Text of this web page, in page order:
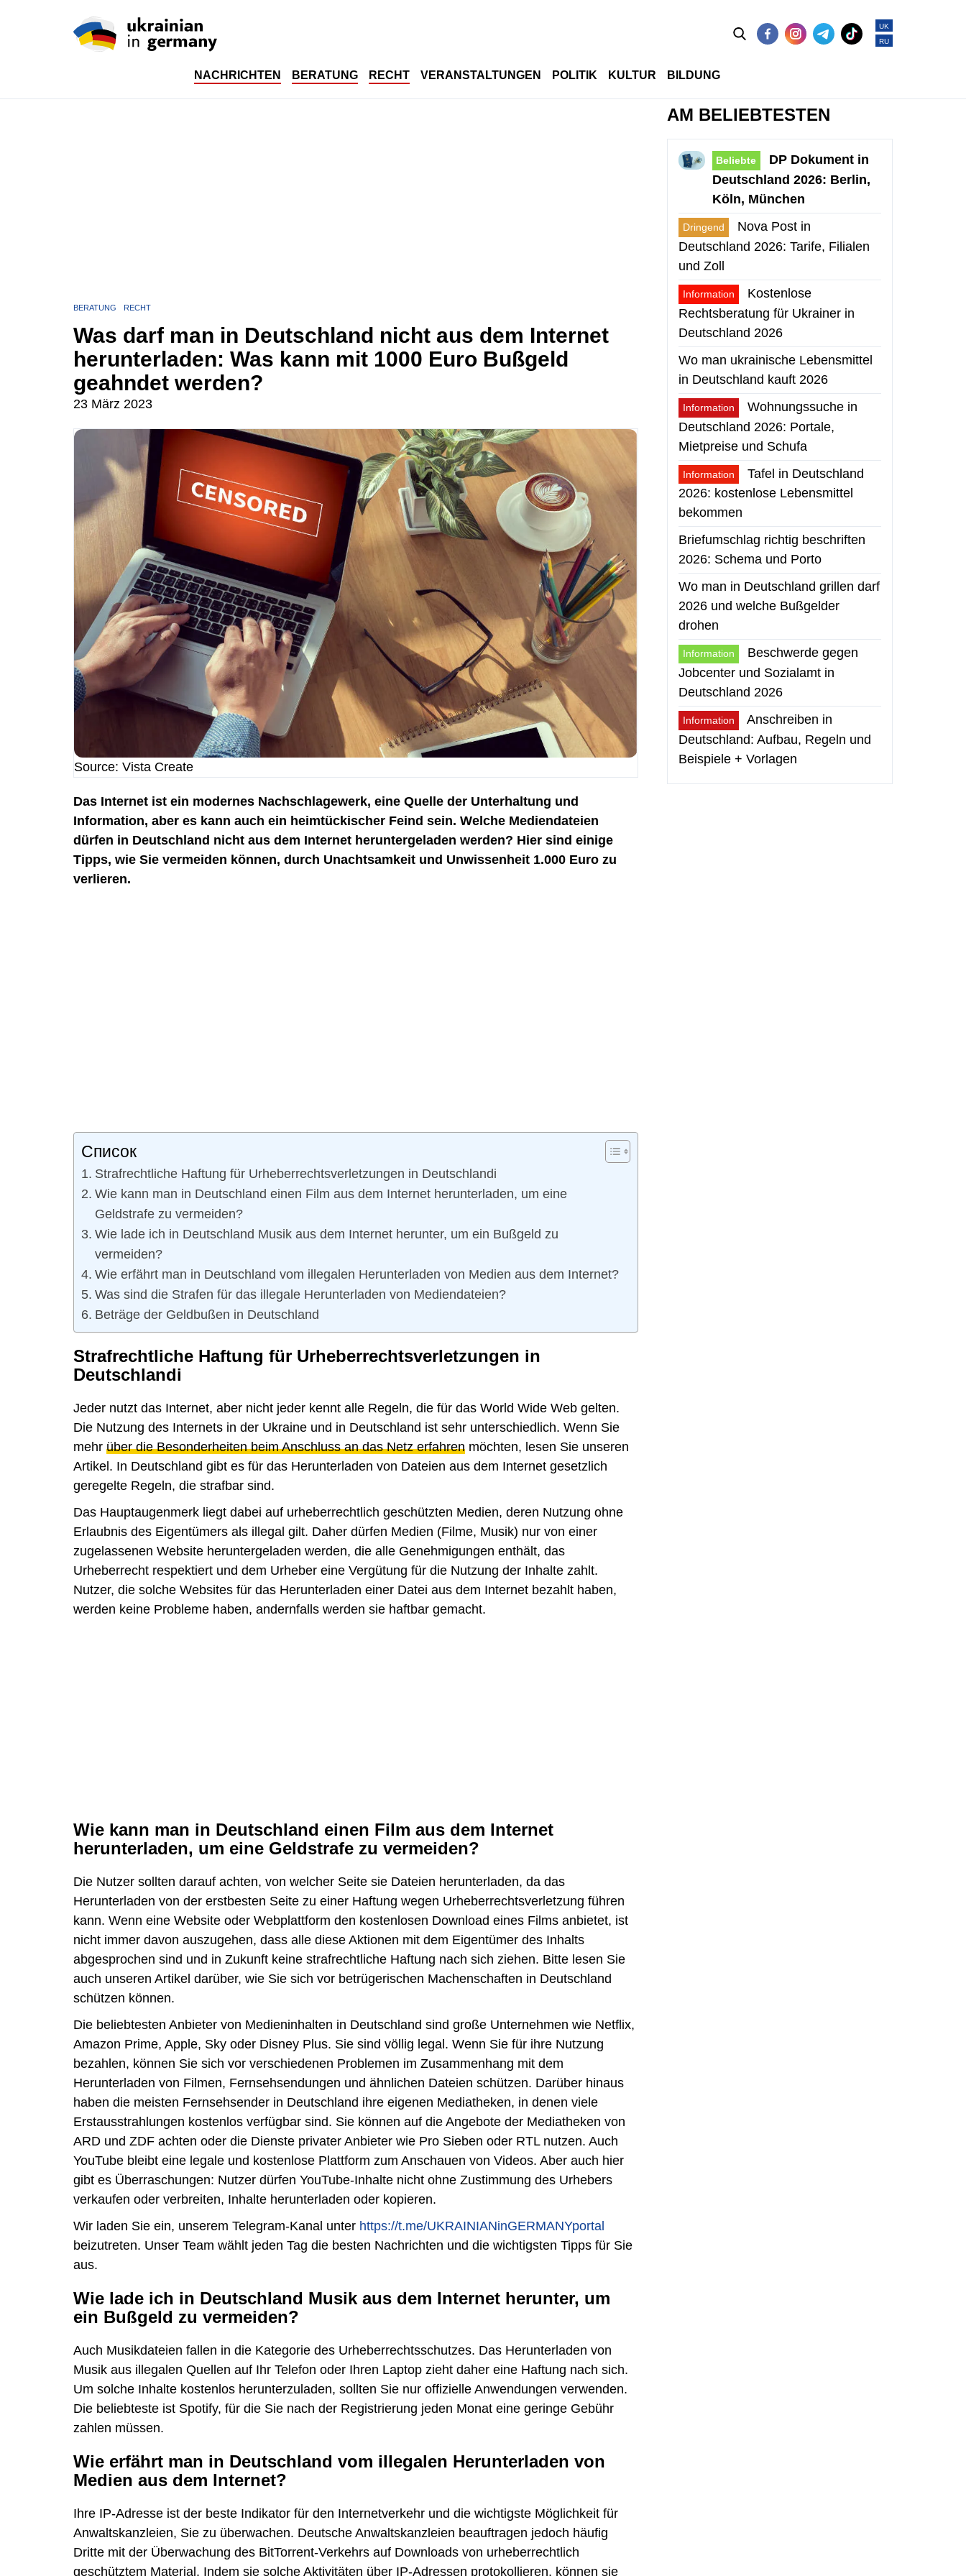
NACHRICHTEN BERATUNG RECHT VERANSTALTUNGEN POLITIK KULTUR BILDUNG
UK
RU
BERATUNG RECHT
Was darf man in Deutschland nicht aus dem Internet
herunterladen: Was kann mit 1000 Euro Bußgeld
geahndet werden?
23 März 2023
Source: Vista Create
Das Internet ist ein modernes Nachschlagewerk, eine Quelle der Unterhaltung und
Information, aber es kann auch ein heimtückischer Feind sein. Welche Mediendateien
dürfen in Deutschland nicht aus dem Internet heruntergeladen werden? Hier sind einige
Tipps, wie Sie vermeiden können, durch Unachtsamkeit und Unwissenheit 1.000 Euro zu
verlieren.
Список
Strafrechtliche Haftung für Urheberrechtsverletzungen in Deutschlandi
Wie kann man in Deutschland einen Film aus dem Internet herunterladen, um eine
Geldstrafe zu vermeiden?
Wie lade ich in Deutschland Musik aus dem Internet herunter, um ein Bußgeld zu
vermeiden?
Wie erfährt man in Deutschland vom illegalen Herunterladen von Medien aus dem Internet?
Was sind die Strafen für das illegale Herunterladen von Mediendateien?
Beträge der Geldbußen in Deutschland
Strafrechtliche Haftung für Urheberrechtsverletzungen in
Deutschlandi
Jeder nutzt das Internet, aber nicht jeder kennt alle Regeln, die für das World Wide Web gelten.
Die Nutzung des Internets in der Ukraine und in Deutschland ist sehr unterschiedlich. Wenn Sie
mehr über die Besonderheiten beim Anschluss an das Netz erfahren möchten, lesen Sie unseren
Artikel. In Deutschland gibt es für das Herunterladen von Dateien aus dem Internet gesetzlich
geregelte Regeln, die strafbar sind.
Das Hauptaugenmerk liegt dabei auf urheberrechtlich geschützten Medien, deren Nutzung ohne
Erlaubnis des Eigentümers als illegal gilt. Daher dürfen Medien (Filme, Musik) nur von einer
zugelassenen Website heruntergeladen werden, die alle Genehmigungen enthält, das
Urheberrecht respektiert und dem Urheber eine Vergütung für die Nutzung der Inhalte zahlt.
Nutzer, die solche Websites für das Herunterladen einer Datei aus dem Internet bezahlt haben,
werden keine Probleme haben, andernfalls werden sie haftbar gemacht.
Wie kann man in Deutschland einen Film aus dem Internet
herunterladen, um eine Geldstrafe zu vermeiden?
Die Nutzer sollten darauf achten, von welcher Seite sie Dateien herunterladen, da das
Herunterladen von der erstbesten Seite zu einer Haftung wegen Urheberrechtsverletzung führen
kann. Wenn eine Website oder Webplattform den kostenlosen Download eines Films anbietet, ist
nicht immer davon auszugehen, dass alle diese Aktionen mit dem Eigentümer des Inhalts
abgesprochen sind und in Zukunft keine strafrechtliche Haftung nach sich ziehen. Bitte lesen Sie
auch unseren Artikel darüber, wie Sie sich vor betrügerischen Machenschaften in Deutschland
schützen können.
Die beliebtesten Anbieter von Medieninhalten in Deutschland sind große Unternehmen wie Netflix,
Amazon Prime, Apple, Sky oder Disney Plus. Sie sind völlig legal. Wenn Sie für ihre Nutzung
bezahlen, können Sie sich vor verschiedenen Problemen im Zusammenhang mit dem
Herunterladen von Filmen, Fernsehsendungen und ähnlichen Dateien schützen. Darüber hinaus
haben die meisten Fernsehsender in Deutschland ihre eigenen Mediatheken, in denen viele
Erstausstrahlungen kostenlos verfügbar sind. Sie können auf die Angebote der Mediatheken von
ARD und ZDF achten oder die Dienste privater Anbieter wie Pro Sieben oder RTL nutzen. Auch
YouTube bleibt eine legale und kostenlose Plattform zum Anschauen von Videos. Aber auch hier
gibt es Überraschungen: Nutzer dürfen YouTube-Inhalte nicht ohne Zustimmung des Urhebers
verkaufen oder verbreiten, Inhalte herunterladen oder kopieren.
Wir laden Sie ein, unserem Telegram-Kanal unter https://t.me/UKRAINIANinGERMANYportal
beizutreten. Unser Team wählt jeden Tag die besten Nachrichten und die wichtigsten Tipps für Sie
aus.
Wie lade ich in Deutschland Musik aus dem Internet herunter, um
ein Bußgeld zu vermeiden?
Auch Musikdateien fallen in die Kategorie des Urheberrechtsschutzes. Das Herunterladen von
Musik aus illegalen Quellen auf Ihr Telefon oder Ihren Laptop zieht daher eine Haftung nach sich.
Um solche Inhalte kostenlos herunterzuladen, sollten Sie nur offizielle Anwendungen verwenden.
Die beliebteste ist Spotify, für die Sie nach der Registrierung jeden Monat eine geringe Gebühr
zahlen müssen.
Wie erfährt man in Deutschland vom illegalen Herunterladen von
Medien aus dem Internet?
Ihre IP-Adresse ist der beste Indikator für den Internetverkehr und die wichtigste Möglichkeit für
Anwaltskanzleien, Sie zu überwachen. Deutsche Anwaltskanzleien beauftragen jedoch häufig
Dritte mit der Überwachung des BitTorrent-Verkehrs auf Downloads von urheberrechtlich
geschütztem Material. Indem sie solche Aktivitäten über IP-Adressen protokollieren, können sie
AM BELIEBTESTEN
Beliebte
DP Dokument in
Deutschland 2026: Berlin,
Köln, München
Dringend
Nova Post in
Deutschland 2026: Tarife, Filialen
und Zoll
Information
Kostenlose
Rechtsberatung für Ukrainer in
Deutschland 2026
Wo man ukrainische Lebensmittel
in Deutschland kauft 2026
Information
Wohnungssuche in
Deutschland 2026: Portale,
Mietpreise und Schufa
Information
Tafel in Deutschland
2026: kostenlose Lebensmittel
bekommen
Briefumschlag richtig beschriften
2026: Schema und Porto
Wo man in Deutschland grillen darf
2026 und welche Bußgelder
drohen
Information
Beschwerde gegen
Jobcenter und Sozialamt in
Deutschland 2026
Information
Anschreiben in
Deutschland: Aufbau, Regeln und
Beispiele + Vorlagen